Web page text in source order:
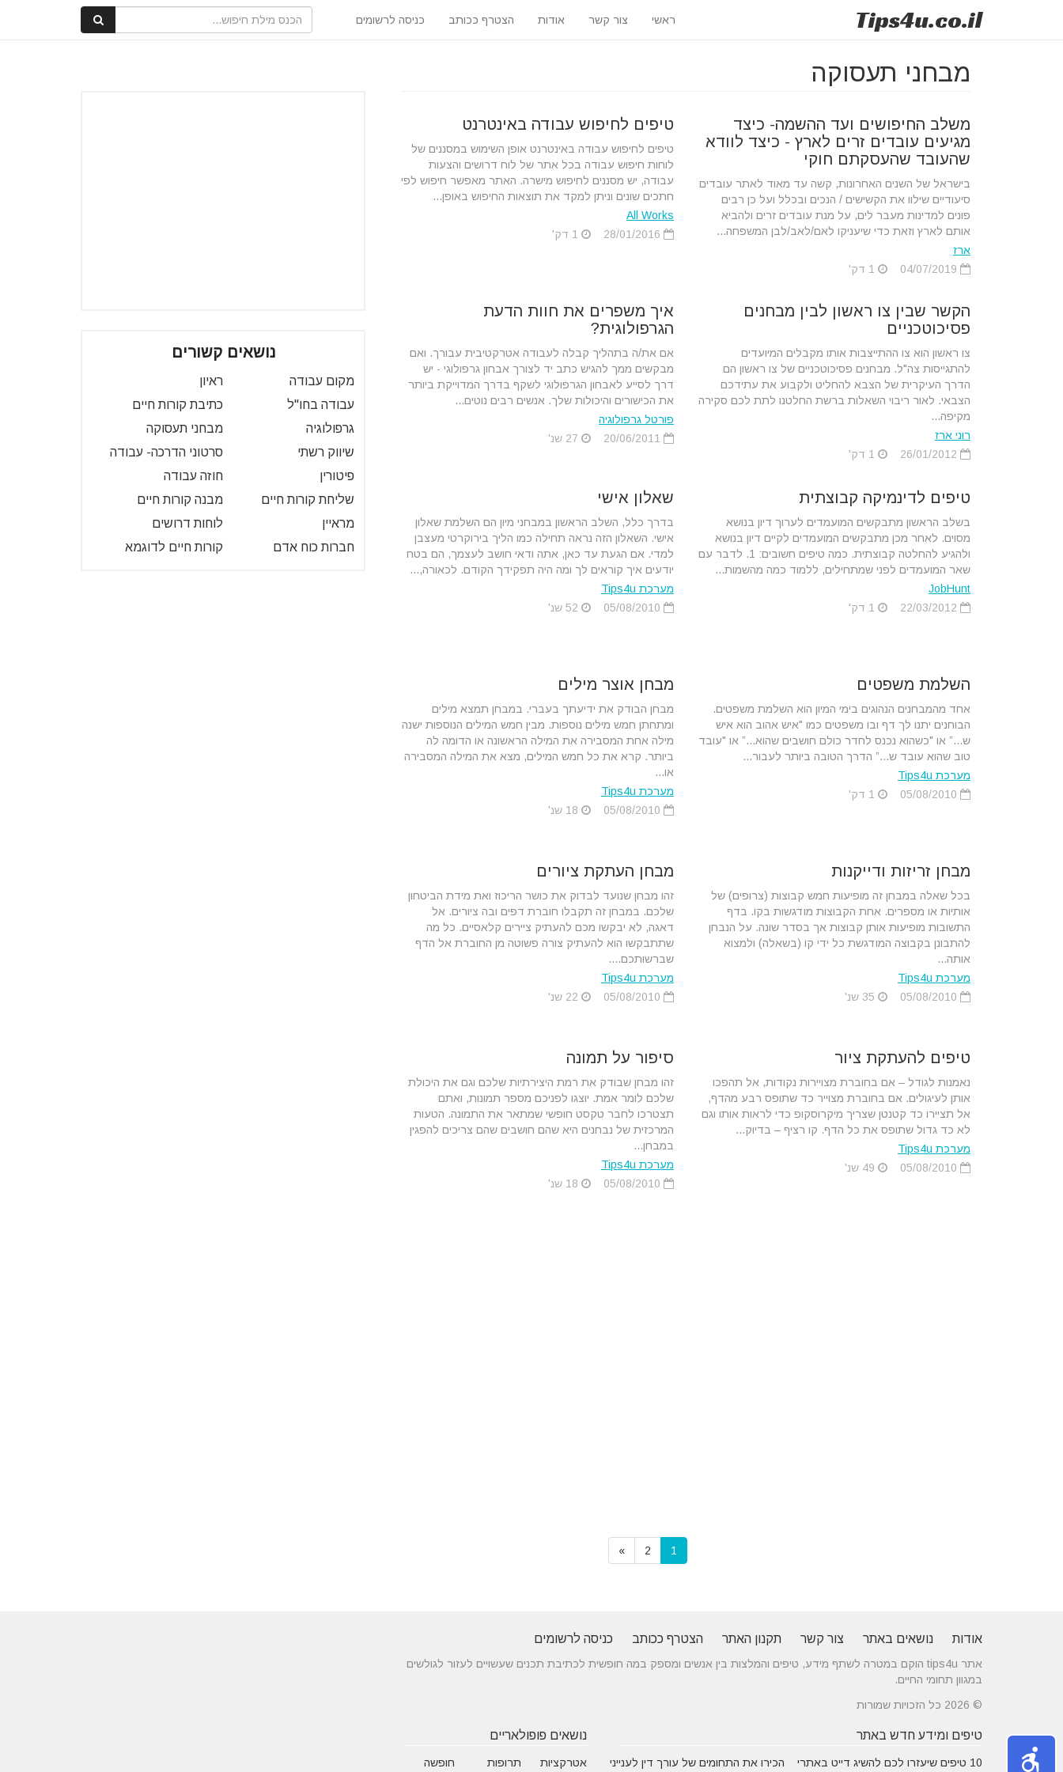
Tips4u.co.il ראשי צור קשר אודות הצטרף ככותב כניסה לרשומים
מבחני תעסוקה
משלב החיפושים ועד ההשמה- כיצד
מגיעים עובדים זרים לארץ - כיצד לוודא
שהעובד שהעסקתם חוקי
בישראל של השנים האחרונות, קשה עד מאוד לאתר עובדים
סיעודיים שילוו את הקשישים / הנכים ובכלל ועל כן רבים
פונים למדינות מעבר לים, על מנת עובדים זרים ולהביא
אותם לארץ וזאת כדי שיעניקו לאם/לאב/לבן המשפחה...
ארז
טיפים לחיפוש עבודה באינטרנט
טיפים לחיפוש עבודה באינטרנט אופן השימוש במסננים של
לוחות חיפוש עבודה בכל אתר של לוח דרושים והצעות
עבודה, יש מסננים לחיפוש מישרה. האתר מאפשר חיפוש לפי
חתכים שונים וניתן למקד את תוצאות החיפוש באופן...
All Works
הקשר שבין צו ראשון לבין מבחנים
פסיכוטכניים
צו ראשון הוא צו ההתייצבות אותו מקבלים המיועדים
להתגייסות צה"ל. מבחנים פסיכוטכניים של צו ראשון הם
הדרך העיקרית של הצבא להחליט ולקבוע את עתידכם
הצבאי. לאור ריבוי השאלות ברשת החלטנו לתת לכם סקירה
מקיפה...
רוני ארז
איך משפרים את חוות הדעת
הגרפולוגית?
אם את/ה בתהליך קבלה לעבודה אטרקטיבית עבורך. ואם
מבקשים ממך להגיש כתב יד לצורך אבחון גרפולוגי - יש
דרך לסייע לאבחון הגרפולוגי לשקף בדרך המדוייקת ביותר
את הכישורים והיכולות שלך. אנשים רבים נוטים...
פורטל גרפולוגיה
טיפים לדינמיקה קבוצתית
בשלב הראשון מתבקשים המועמדים לערוך דיון בנושא
מסוים. לאחר מכן מתבקשים המועמדים לקיים דיון בנושא
ולהגיע להחלטה קבוצתית. כמה טיפים חשובים: 1. לדבר עם
שאר המועמדים לפני שמתחילים, ללמוד כמה מהשמות...
JobHunt
שאלון אישי
בדרך כלל, השלב הראשון במבחני מיון הם השלמת שאלון
אישי. השאלון הזה נראה תחילה כמו הליך בירוקרטי מעצבן
למדי. אם הגעת עד כאן, אתה ודאי חושב לעצמך, הם בטח
יודעים איך קוראים לך ומה היה תפקידך הקודם. לכאורה,...
מערכת Tips4u
השלמת משפטים
אחד מהמבחנים הנהוגים בימי המיון הוא השלמת משפטים.
הבוחנים יתנו לך דף ובו משפטים כמו "איש אהוב הוא איש
ש...” או "כשהוא נכנס לחדר כולם חושבים שהוא...” או "עובד
טוב שהוא עובד ש...” הדרך הטובה ביותר לעבור...
מערכת Tips4u
מבחן אוצר מילים
מבחן הבודק את ידיעתך בעברי. במבחן תמצא מילים
ומתחתן חמש מילים נוספות. מבין חמש המילים הנוספות ישנה
מילה אחת המסבירה את המילה הראשונה או הדומה לה
ביותר. קרא את כל חמש המילים, מצא את המילה המסבירה
או...
מערכת Tips4u
מבחן זריזות ודייקנות
בכל שאלה במבחן זה מופיעות חמש קבוצות (צרופים) של
אותיות או מספרים. אחת הקבוצות מודגשות בקו. בדף
התשובות מופיעות אותן קבוצות אך בסדר שונה. על הנבחן
להתבונן בקבוצה המודגשת כל ידי קו (בשאלה) ולמצוא
אותה...
מערכת Tips4u
מבחן העתקת ציורים
זהו מבחן שנועד לבדוק את כושר הריכוז ואת מידת הביטחון
שלכם. במבחן זה תקבלו חוברת דפים ובה ציורים. אל
דאגה, לא יבקשו מכם להעתיק ציירים קלאסיים. כל מה
שתתבקשו הוא להעתיק צורה פשוטה מן החוברת אל הדף
שברשותכם....
מערכת Tips4u
טיפים להעתקת ציור
נאמנות לגודל – אם בחוברת מצויירות נקודות, אל תהפכו
אותן לעיגולים. אם בחוברת מצוייר כד שתופס רבע מהדף,
אל תציירו כד קטנטן שצריך מיקרוסקופ כדי לראות אותו וגם
לא כד גדול שתופס את כל הדף. קו רציף – בדיוק...
מערכת Tips4u
סיפור על תמונה
זהו מבחן שבודק את רמת היצירתיות שלכם וגם את היכולת
שלכם לומר אמת. יוצגו לפניכם מספר תמונות, ואתם
תצטרכו לחבר טקסט חופשי שמתאר את התמונה. הטעות
המרכזית של נבחנים היא שהם חושבים שהם צריכים להפגין
במבחן...
מערכת Tips4u
נושאים קשורים
מקום עבודה
ראיון
עבודה בחו"ל
כתיבת קורות חיים
גרפולוגיה
מבחני תעסוקה
שיווק רשתי
סרטוני הדרכה- עבודה
פיטורין
חוזה עבודה
שליחת קורות חיים
מבנה קורות חיים
מראיין
לוחות דרושים
חברות כוח אדם
קורות חיים לדוגמא
1
2
»
אודות נושאים באתר צור קשר תקנון האתר הצטרף ככותב כניסה לרשומים
אתר tips4u הוקם במטרה לשתף מידע, טיפים והמלצות בין אנשים ומספק במה חופשית לכתיבת תכנים שעשויים לעזור לגולשים
במגוון תחומי החיים.
© 2026 כל הזכויות שמורות
טיפים ומידע חדש באתר
10 טיפים שיעזרו לכם להשיג דייט באתרי
הכירו את התחומים של עורך דין לענייני
נושאים פופולאריים
אטרקציות
תרופות
חופשה